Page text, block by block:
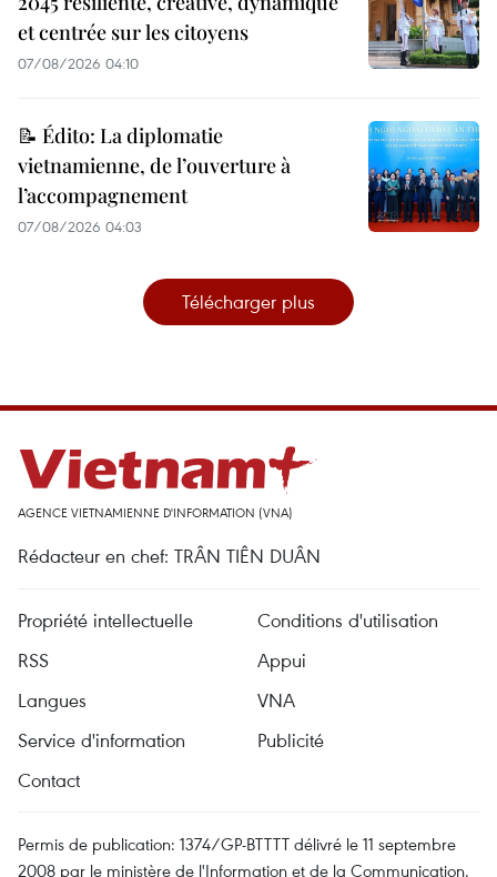
et centrée sur les citoyens
07/08/2026 04:10
📝 Édito: La diplomatie
vietnamienne, de l’ouverture à
l’accompagnement
07/08/2026 04:03
Télécharger plus
AGENCE VIETNAMIENNE D'INFORMATION (VNA)
Rédacteur en chef: TRÂN TIÊN DUÂN
Propriété intellectuelle
Conditions d'utilisation
RSS
Appui
Langues
VNA
Service d'information
Publicité
Contact
Permis de publication: 1374/GP-BTTTT délivré le 11 septembre
2008 par le ministère de l'Information et de la Communication.